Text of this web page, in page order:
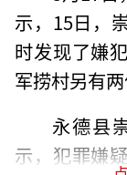
示，15日，
时发现了嫌
军捞村另有
永德县
示，犯罪嫌